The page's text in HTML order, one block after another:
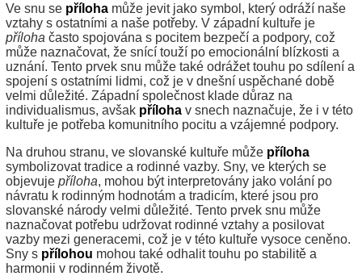
Ve snu se příloha může jevit jako symbol, který odráží naše
vztahy s ostatními a naše potřeby. V západní kultuře je
příloha často spojována s pocitem bezpečí a podpory, což
může naznačovat, že snící touží po emocionální blízkosti a
uznání. Tento prvek snu může také odrážet touhu po sdílení a
spojení s ostatními lidmi, což je v dnešní uspěchané době
velmi důležité. Západní společnost klade důraz na
individualismus, avšak příloha v snech naznačuje, že i v této
kultuře je potřeba komunitního pocitu a vzájemné podpory.
Na druhou stranu, ve slovanské kultuře může příloha
symbolizovat tradice a rodinné vazby. Sny, ve kterých se
objevuje příloha, mohou být interpretovány jako volání po
návratu k rodinným hodnotám a tradicím, které jsou pro
slovanské národy velmi důležité. Tento prvek snu může
naznačovat potřebu udržovat rodinné vztahy a posilovat
vazby mezi generacemi, což je v této kultuře vysoce ceněno.
Sny s přílohou mohou také odhalit touhu po stabilitě a
harmonii v rodinném životě.